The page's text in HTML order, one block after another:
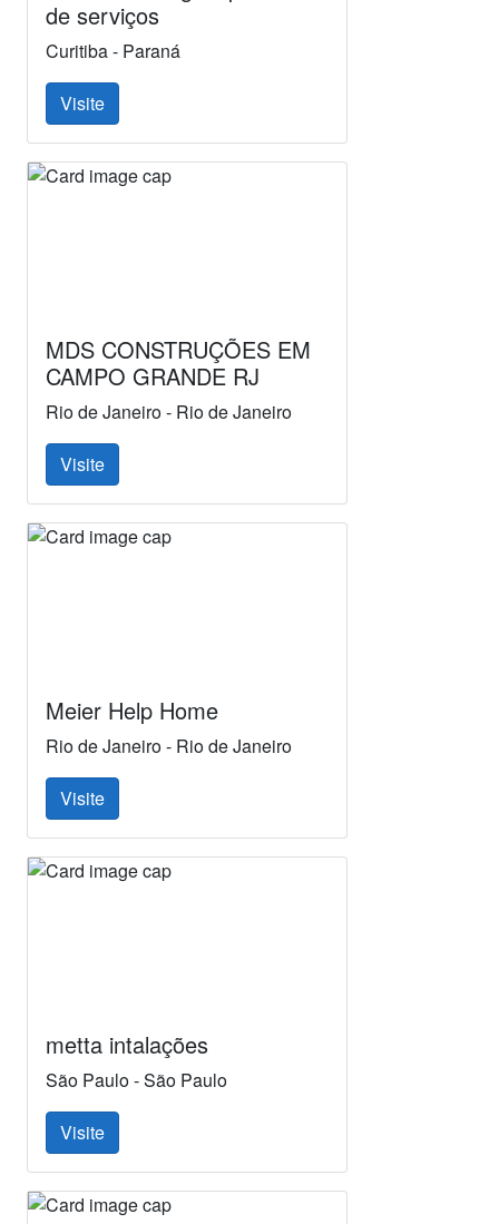
de serviços
Curitiba - Paraná
Visite
MDS CONSTRUÇÕES EM
CAMPO GRANDE RJ
Rio de Janeiro - Rio de Janeiro
Visite
Meier Help Home
Rio de Janeiro - Rio de Janeiro
Visite
metta intalações
São Paulo - São Paulo
Visite